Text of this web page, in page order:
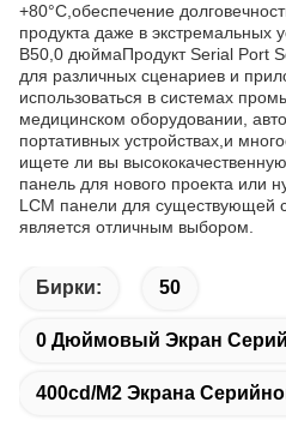
+80°C,обеспечение
продукта даже в экстремальных
В50,0 дюймаПродукт Serial Port
для различных сценариев и
использоваться в системах
медицинском оборудовании,
портативных устройствах,и
ищете ли вы
панель для нового проекта или
LCM панели для существующей
является отличным выбором.
Бирки: 50
0 Дюймовый Экран
400cd/m2 Экрана